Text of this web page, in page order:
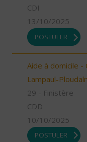
CDI
13/10/2025
POSTULER
Aide à domicile -
Lampaul-
29 - Finistère
CDD
10/10/2025
POSTULER